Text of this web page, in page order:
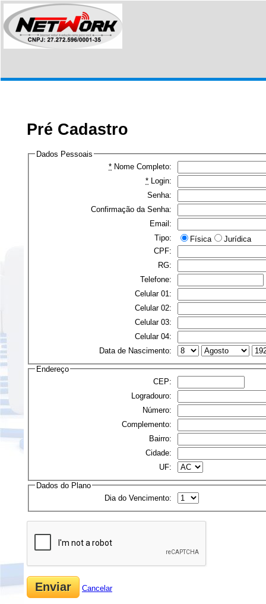
Pré Cadastro
Dados Pessoais
* Nome Completo:
* Login:
Senha:
Confirmação da Senha:
Email:
Tipo:
Física
Jurídica
CPF:
RG:
Telefone:
Celular 01:
Celular 02:
Celular 03:
Celular 04:
Data de Nascimento:
Endereço
CEP:
Logradouro:
Número:
Complemento:
Bairro:
Cidade:
UF:
Dados do Plano
Dia do Vencimento:
Cancelar